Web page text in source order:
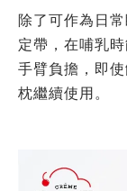
除了可作為日
定帶，在哺乳
手臂負擔，即
枕繼續使用。